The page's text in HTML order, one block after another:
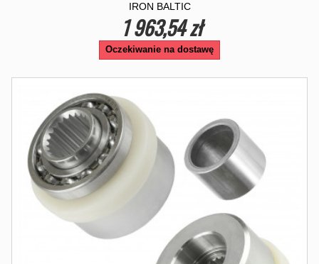
IRON BALTIC
1 963,54 zł
Oczekiwanie na dostawę